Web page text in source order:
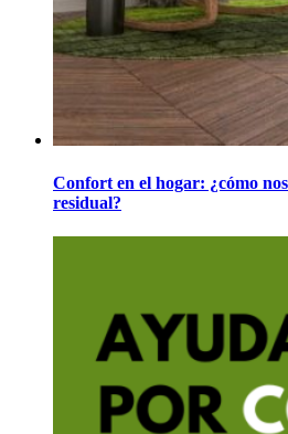
Confort en el hogar: ¿cómo
residual?